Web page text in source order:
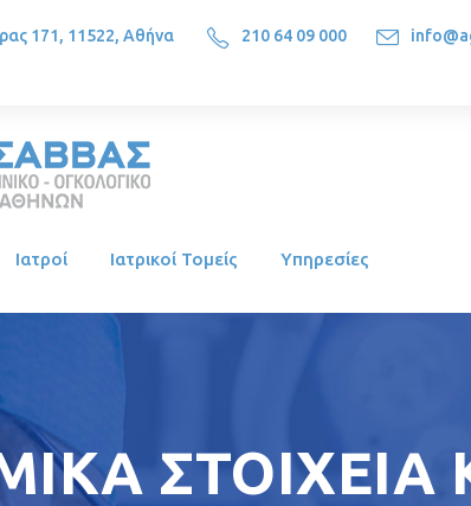
171, 11522, Αθήνα 210 64 09 000
Ιατροί Ιατρικοί Τομείς Υπηρεσίες